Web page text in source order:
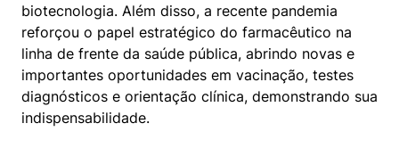
biotecnologia. Além disso, a recente pandemia
reforçou o papel estratégico do farmacêutico na
linha de frente da saúde pública, abrindo novas e
importantes oportunidades em vacinação, testes
diagnósticos e orientação clínica, demonstrando sua
indispensabilidade.